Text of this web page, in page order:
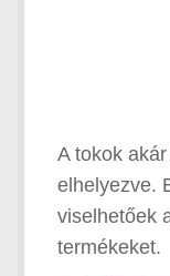
A tokok
elhelyezve.
viselhetőek
termékeket.